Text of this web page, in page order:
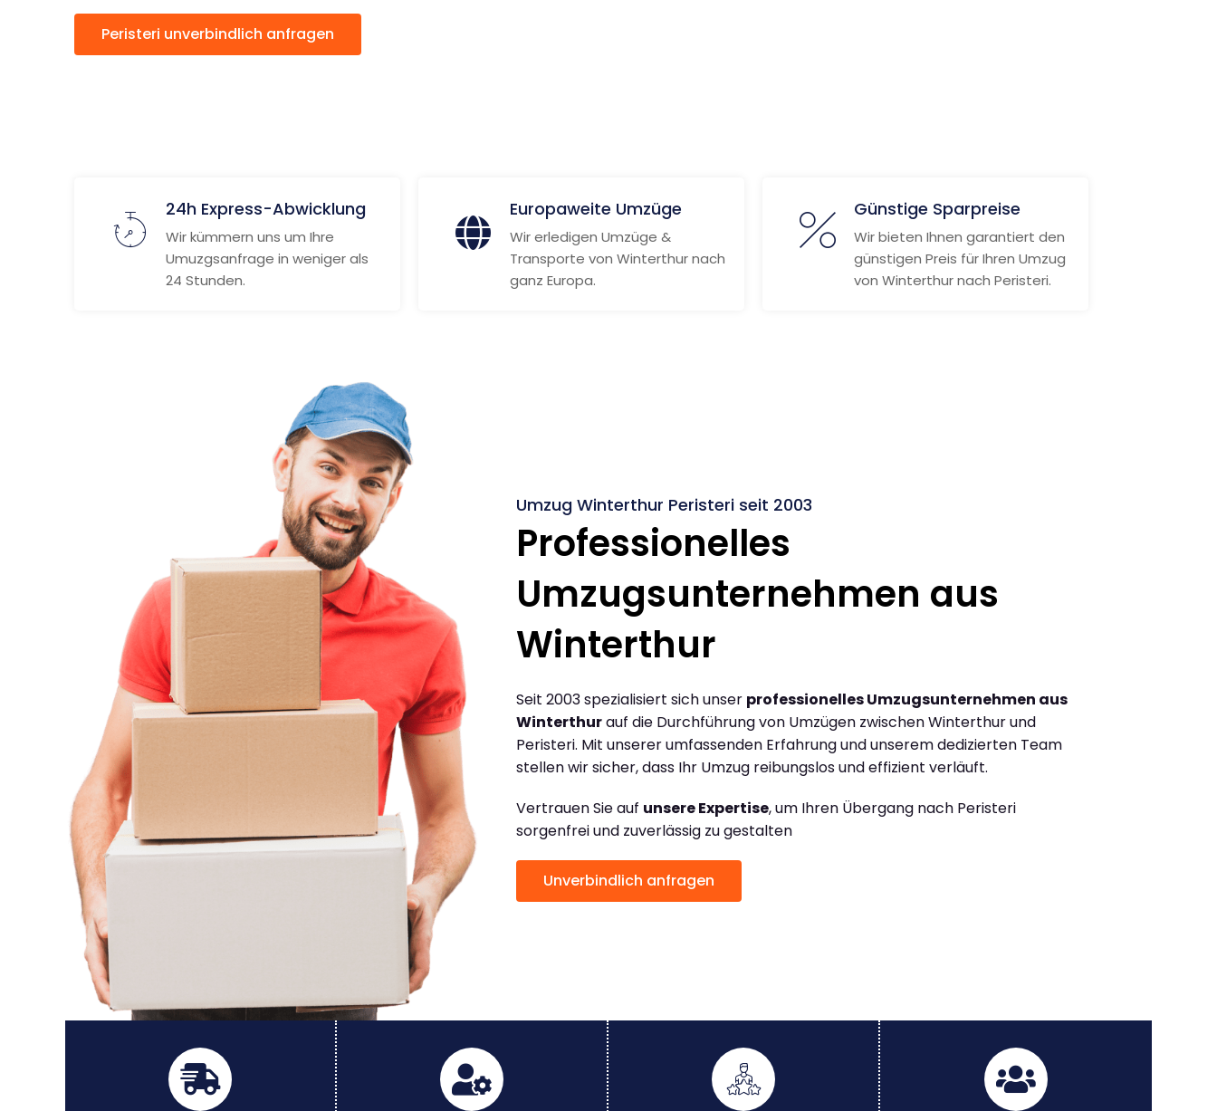
Peristeri unverbindlich anfragen
24h Express-Abwicklung
Wir kümmern uns um Ihre
Umuzgsanfrage in weniger als
24 Stunden.
Europaweite Umzüge
Wir erledigen Umzüge &
Transporte von Winterthur nach
ganz Europa.
Günstige Sparpreise
Wir bieten Ihnen garantiert den
günstigen Preis für Ihren Umzug
von Winterthur nach Peristeri.
Umzug Winterthur Peristeri seit 2003
Professionelles
Umzugsunternehmen aus
Winterthur
Seit 2003 spezialisiert sich unser professionelles Umzugsunternehmen aus
Winterthurauf die Durchführung von Umzügen zwischen Winterthur und
Peristeri. Mit unserer umfassenden Erfahrung und unserem dedizierten Team
stellen wir sicher, dass Ihr Umzug reibungslos und effizient verläuft.
Vertrauen Sie auf unsere Expertise, um Ihren Übergang nach Peristeri
sorgenfrei und zuverlässig zu gestalten
Unverbindlich anfragen